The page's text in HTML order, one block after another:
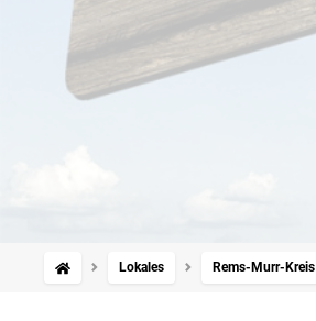
Lokales Rems-Murr-Kreis